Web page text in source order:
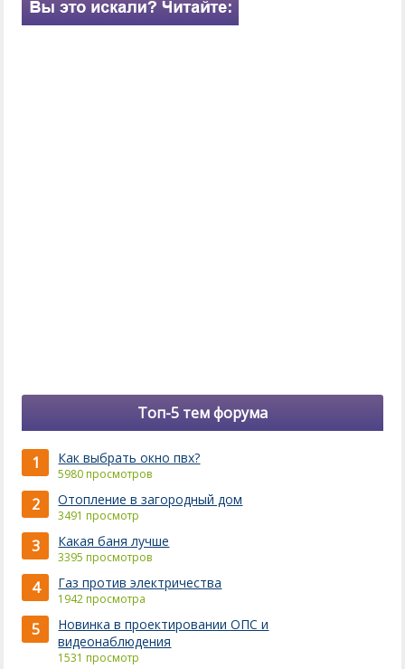
Топ-5 тем форума
1 Как выбрать окно пвх?
5980 просмотров
2 Отопление в загородный дом
3491 просмотр
3 Какая баня лучше
3395 просмотров
4 Газ против электричества
1942 просмотра
5
Новинка в проектировании ОПС и
видеонаблюдения
1531 просмотр